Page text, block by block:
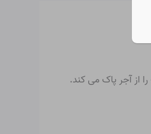
از آجر پاک می کند.